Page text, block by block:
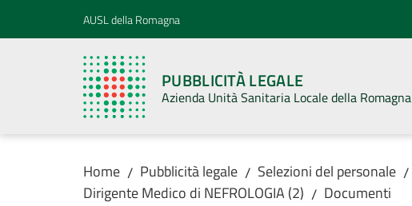
Vai al contenuto
Vai alla navigazioneAUSL della Romagna
PUBBLICITÀ LEGALE
Azienda Unità Sanitaria Locale della Romagna
Home / Pubblicità legale / Selezioni del personale /
Dirigente Medico di NEFROLOGIA (2) / Documenti